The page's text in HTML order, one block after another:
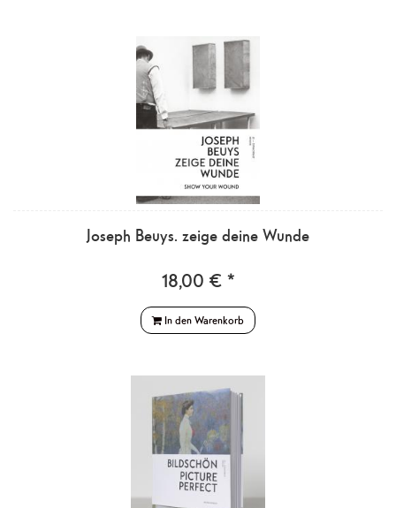
Joseph Beuys. zeige deine Wunde
18,00 € *
In den Warenkorb